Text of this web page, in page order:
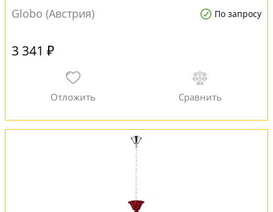
Globo (Австрия) По запросу
3 341 ₽